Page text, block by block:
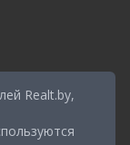
Realt.by,